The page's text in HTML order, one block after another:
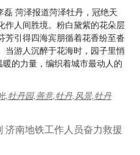
菏泽报道菏泽牡丹，冠绝天
作人间胜境。粉白黛紫的花朵层
芳引得四海宾朋循着花香纷至沓
当游人沉醉于花海时，园子里悄
的力量，编织着城市最动人的
,牡丹园,善意,牡丹,风景,牡丹